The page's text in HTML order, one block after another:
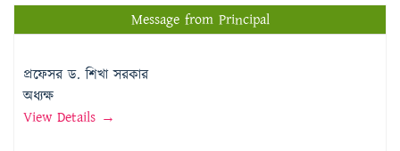
Message from Principal
প্রফেসর ড. শিখা সরকার
অধ্যক্ষ
View Details →